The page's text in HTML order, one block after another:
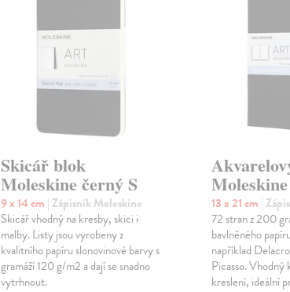
Skicář blok
Moleskine černý S
9 x 14 cm | Zápisník Moleskine
Skicář vhodný na kresby, skici i
malby. Listy jsou vyrobeny z
kvalitního papíru slonovinové barvy s
gramáží 120 g/m2 a dají se snadno
vytrhnout.
13 x 21 cm |
72 stran z 200
bavlněného
například
Picasso. Vhodný
kreslení, ideální